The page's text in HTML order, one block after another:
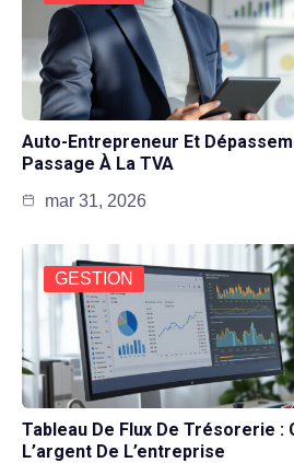
Auto-Entrepreneur Et
Passage À La TVA
mar 31, 2026
GESTION
Tableau De Flux De Trésorerie :
L’argent De L’entreprise